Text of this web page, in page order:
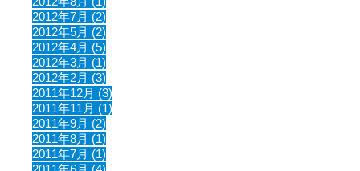
2012年7月 (2)
2012年5月 (2)
2012年4月 (5)
2012年3月 (1)
2012年2月 (3)
2011年12月 (3)
2011年11月 (1)
2011年9月 (2)
2011年8月 (1)
2011年7月 (1)